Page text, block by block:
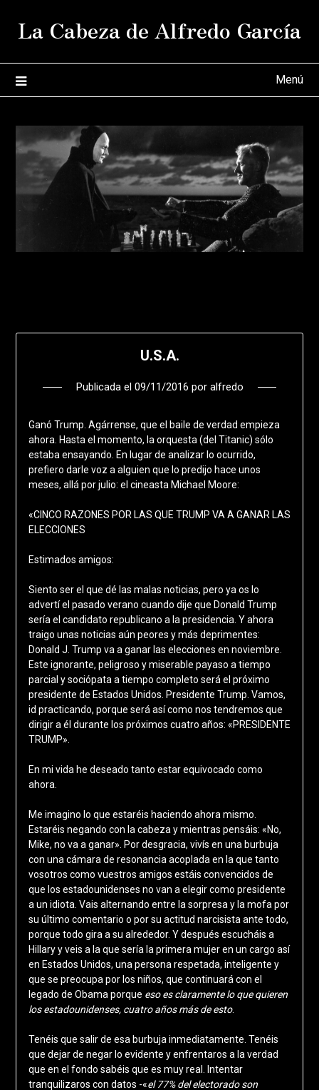
La Cabeza de Alfredo García
Menú
U.S.A.
Publicada el 09/11/2016 por alfredo
Ganó Trump. Agárrense, que el baile de verdad empieza
ahora. Hasta el momento, la orquesta (del Titanic) sólo
estaba ensayando. En lugar de analizar lo ocurrido,
prefiero darle voz a alguien que lo predijo hace unos
meses, allá por julio: el cineasta Michael Moore:
«CINCO RAZONES POR LAS QUE TRUMP VA A GANAR LAS
ELECCIONES
Estimados amigos:
Siento ser el que dé las malas noticias, pero ya os lo
advertí el pasado verano cuando dije que Donald Trump
sería el candidato republicano a la presidencia. Y ahora
traigo unas noticias aún peores y más deprimentes:
Donald J. Trump va a ganar las elecciones en noviembre.
Este ignorante, peligroso y miserable payaso a tiempo
parcial y sociópata a tiempo completo será el próximo
presidente de Estados Unidos. Presidente Trump. Vamos,
id practicando, porque será así como nos tendremos que
dirigir a él durante los próximos cuatro años: «PRESIDENTE
TRUMP».
En mi vida he deseado tanto estar equivocado como
ahora.
Me imagino lo que estaréis haciendo ahora mismo.
Estaréis negando con la cabeza y mientras pensáis: «No,
Mike, no va a ganar». Por desgracia, vivís en una burbuja
con una cámara de resonancia acoplada en la que tanto
vosotros como vuestros amigos estáis convencidos de
que los estadounidenses no van a elegir como presidente
a un idiota. Vais alternando entre la sorpresa y la mofa por
su último comentario o por su actitud narcisista ante todo,
porque todo gira a su alrededor. Y después escucháis a
Hillary y veis a la que sería la primera mujer en un cargo así
en Estados Unidos, una persona respetada, inteligente y
que se preocupa por los niños, que continuará con el
legado de Obama porque eso es claramente lo que quieren
los estadounidenses, cuatro años más de esto.
Tenéis que salir de esa burbuja inmediatamente. Tenéis
que dejar de negar lo evidente y enfrentaros a la verdad
que en el fondo sabéis que es muy real. Intentar
tranquilizaros con datos -«el 77% del electorado son